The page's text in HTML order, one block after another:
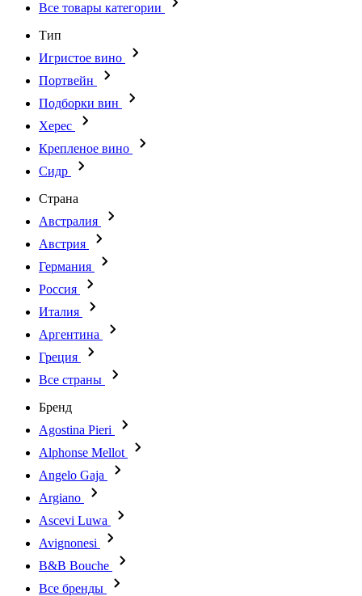
Все товары категории
Тип
Игристое вино
Портвейн
Подборки вин
Херес
Крепленое вино
Сидр
Страна
Австралия
Австрия
Германия
Россия
Италия
Аргентина
Греция
Все страны
Бренд
Agostina Pieri
Alphonse Mellot
Angelo Gaja
Argiano
Ascevi Luwa
Avignonesi
B&B Bouche
Все бренды